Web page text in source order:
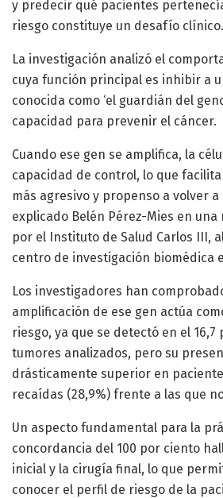
y predecir qué pacientes
riesgo constituye un desafío clínico.
La investigación analizó el
cuya función principal es inhibir a
conocida como ‘el guardián del
capacidad para prevenir el cáncer.
Cuando ese gen se amplifica, la
capacidad de control, lo que
más agresivo y propenso a volver
explicado Belén Pérez-Mies en
por el Instituto de Salud Carlos III,
centro de investigación biomédica
Los investigadores han
amplificación de ese gen actúa
riesgo, ya que se detectó en el 16,7
tumores analizados, pero su
drásticamente superior en
recaídas (28,9%) frente a las que
Un aspecto fundamental para la
concordancia del 100 por ciento
inicial y la cirugía final, lo que
conocer el perfil de riesgo de la